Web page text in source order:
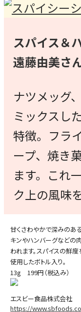
スパイス＆
遠藤由美さ
ナツメッグ
ミックスし
特徴。フラ
ープ、焼き
ます。これ
ク上の風味
甘くさわやかで深みのあ
キンやハンバーグなどの
われます。スパイスの鮮
使用したボトル入り。
13g 199円（税込み）
エスビー食品株式会社
https://